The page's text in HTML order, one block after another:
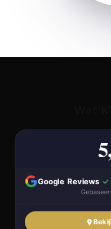
Google Reviews ✓